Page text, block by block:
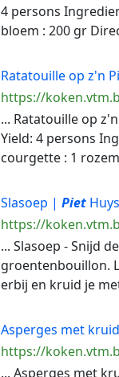
4 persons
bloem : 200 gr
Ratatouille op z'n
https://
... Ratatouille op
Yield: 4 persons
courgette : 1
Slasoep | Piet
https://
... Slasoep - Snijd
groentenbouillon.
erbij en kruid je
Asperges met
https://
... Asperges met